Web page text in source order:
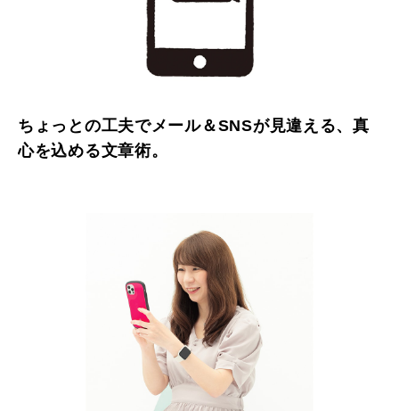
ちょっとの工夫でメール＆SNSが見違える、真
心を込める文章術。